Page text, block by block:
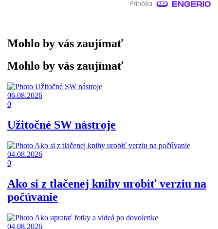
Mohlo by vás zaujímať
Mohlo by vás zaujímať
06.08.2026
0
Užitočné SW nástroje
04.08.2026
0
Ako si z tlačenej knihy urobiť verziu na
počúvanie
04.08.2026